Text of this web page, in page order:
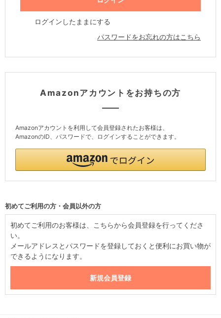
ログインしたままにする
パスワードをお忘れの方はこちら
Amazonアカウントをお持ちの方
Amazonアカウントを利用して会員登録されたお客様は、
AmazonのID、パスワードで、ログインすることができます。
初めてご利用の方・会員以外の方
初めてご利用のお客様は、こちらから会員登録を行ってくださ
い。
メールアドレスとパスワードを登録しておくと便利にお買い物が
できるようになります。